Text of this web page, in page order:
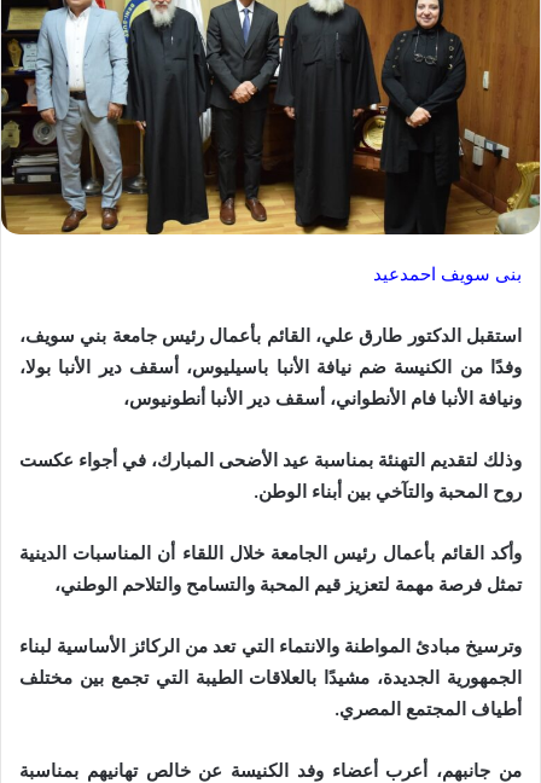
بنى سويف احمدعيد
استقبل الدكتور طارق علي، القائم بأعمال رئيس جامعة بني سويف،
وفدًا من الكنيسة ضم نيافة الأنبا باسيليوس، أسقف دير الأنبا بولا،
ونيافة الأنبا فام الأنطواني، أسقف دير الأنبا أنطونيوس،
وذلك لتقديم التهنئة بمناسبة عيد الأضحى المبارك، في أجواء عكست
روح المحبة والتآخي بين أبناء الوطن.
وأكد القائم بأعمال رئيس الجامعة خلال اللقاء أن المناسبات الدينية
تمثل فرصة مهمة لتعزيز قيم المحبة والتسامح والتلاحم الوطني،
وترسيخ مبادئ المواطنة والانتماء التي تعد من الركائز الأساسية لبناء
الجمهورية الجديدة، مشيدًا بالعلاقات الطيبة التي تجمع بين مختلف
أطياف المجتمع المصري.
من جانبهم، أعرب أعضاء وفد الكنيسة عن خالص تهانيهم بمناسبة